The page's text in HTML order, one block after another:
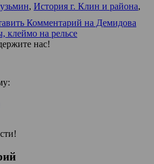
, История г. Клин и района,
Комментарий на Демидова
клеймо на рельсе
нас!